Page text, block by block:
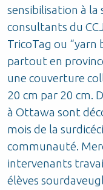
sensibilisation à la
consultants du
TricoTag ou “yarn
partout en
une couverture
20 cm par 20 cm.
à Ottawa sont
mois de la
communauté.
intervenants
élèves